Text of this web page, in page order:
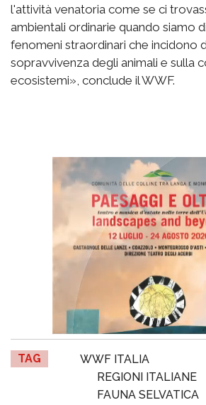
l'attività venatoria come se ci
ambientali ordinarie quando siamo
fenomeni straordinari che incidono
sopravvivenza degli animali e sulla
ecosistemi», conclude il WWF.
TAG WWF ITALIA
REGIONI ITALIANE
FAUNA SELVATICA